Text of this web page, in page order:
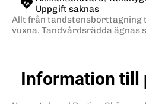
Uppgift saknas
Allt från tandstensborttagning
vuxna. Tandvårdsrädda ägnas
Information till